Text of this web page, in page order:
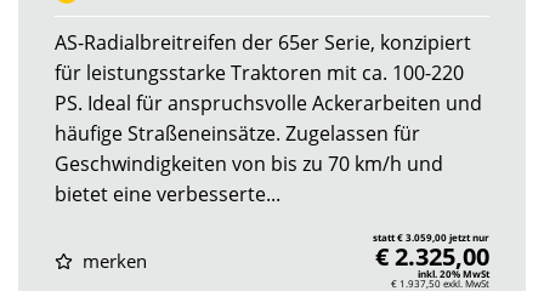
AS-Radialbreitreifen der 65er Serie, konzipiert
für leistungsstarke Traktoren mit ca. 100-220
PS. Ideal für anspruchsvolle Ackerarbeiten und
häufige Straßeneinsätze. Zugelassen für
Geschwindigkeiten von bis zu 70 km/h und
bietet eine verbesserte...
merken
statt € 3.059,00 jetzt nur
€ 2.325,00
inkl. 20% MwSt
€ 1.937,50exkl. MwSt